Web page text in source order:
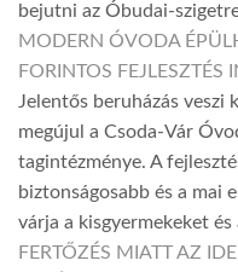
bejutni az Óbudai-
MODERN ÓVODA
FORINTOS FEJLESZTÉS
Jelentős beruházás veszi
megújul a Csoda-Vár
tagintézménye. A
biztonságosabb és a mai
várja a kisgyermekeket
FERTŐZÉS MIATT AZ